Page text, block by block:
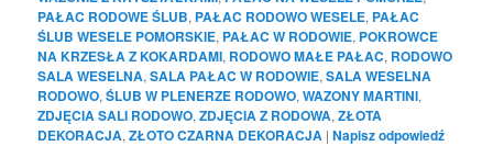
PAŁAC RODOWE ŚLUB, PAŁAC RODOWO WESELE, PAŁAC
ŚLUB WESELE POMORSKIE, PAŁAC W RODOWIE, POKROWCE
NA KRZESŁA Z KOKARDAMI, RODOWO MAŁE PAŁAC, RODOWO
SALA WESELNA,SALA PAŁAC W RODOWIE,SALA WESELNA
RODOWO,ŚLUB W PLENERZE RODOWO,WAZONY MARTINI,
ZDJĘCIA SALI RODOWO,ZDJĘCIA Z RODOWA,ZŁOTA
DEKORACJA,ZŁOTO CZARNA DEKORACJA |Napisz odpowiedź